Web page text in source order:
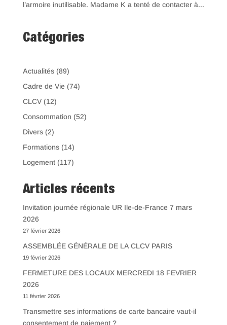
l’armoire inutilisable. Madame K a tenté de contacter à...
Catégories
Actualités(89)
Cadre de Vie (74)
CLCV(12)
Consommation (52)
Divers(2)
Formations(14)
Logement(117)
Articles récents
Invitation journée régionale UR Ile-de-France 7 mars
2026
27 février 2026
ASSEMBLÉE GÉNÉRALE DE LA CLCV PARIS
19 février 2026
FERMETURE DES LOCAUX MERCREDI 18 FEVRIER
2026
11 février 2026
Transmettre ses informations de carte bancaire vaut-il
consentement de paiement ?